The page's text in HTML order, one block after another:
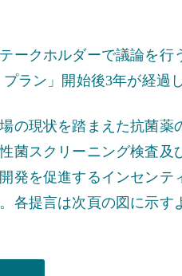
ークホルダーで議論を
ラン」開始後3年が経過
の現状を踏まえた抗菌
菌スクリーニング検査
発を促進するインセン
各提言は次頁の図に示す